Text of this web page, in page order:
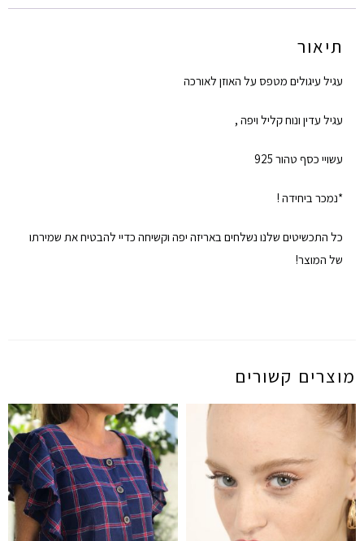
תיאור
עגיל עיגולים מטפס על האוזן לאורכה
עגיל עדין ונוח קליל ויפה ,
עשויי כסף טהור 925
*נמכר ביחידה !
כל התכשיטים שלנו נשלחים באריזה יפה וקשיחה כדיי להבטיח את שמירתו
של המוצר!
מוצרים קשורים